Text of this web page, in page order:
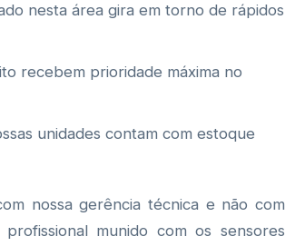
nesta área gira em torno de rápidos
recebem prioridade máxima no
unidades contam com estoque
nossa gerência técnica e não com
munido com os sensores